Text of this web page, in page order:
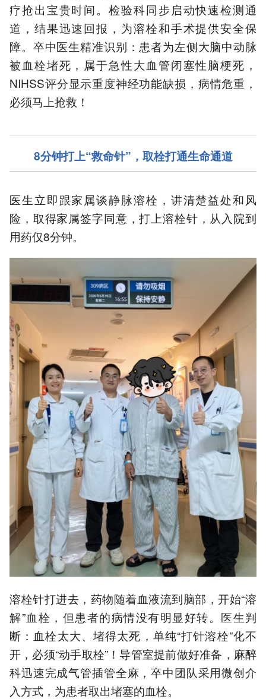
疗抢出宝贵时间。检验科同步启动快速检测通
道，结果迅速回报，为溶栓和手术提供安全保
障。卒中医生精准识别：患者为左侧大脑中动脉
被血栓堵死，属于急性大血管闭塞性脑梗死，
NIHSS评分显示重度神经功能缺损，病情危重，
必须马上抢救！
8分钟打上“救命针” ， 取栓打通生命通道
医生立即跟家属谈静脉溶栓，讲清楚益处和风
险，取得家属签字同意，打上溶栓针，从入院到
用药仅8分钟。
溶栓针打进去，药物随着血液流到脑部，开始“溶
解”血栓，但患者的病情没有明显好转。医生判
断：血栓太大、堵得太死，单纯“打针溶栓”化不
开，必须“动手取栓”！导管室提前做好准备，麻醉
科迅速完成气管插管全麻，卒中团队采用微创介
入方式，为患者取出堵塞的血栓。